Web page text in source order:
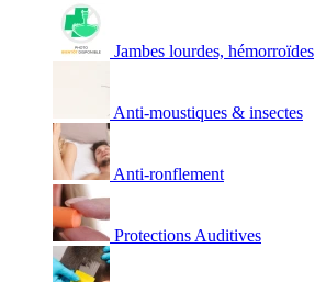
Jambes lourdes, hémorroïdes
Anti-moustiques & insectes
Anti-ronflement
Protections Auditives